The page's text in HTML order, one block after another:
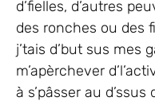
d’fielles, d’autres
des ronches ou des
j’tais d’but sus mes
m’apèrchever
à s’pâsser au d’ssus